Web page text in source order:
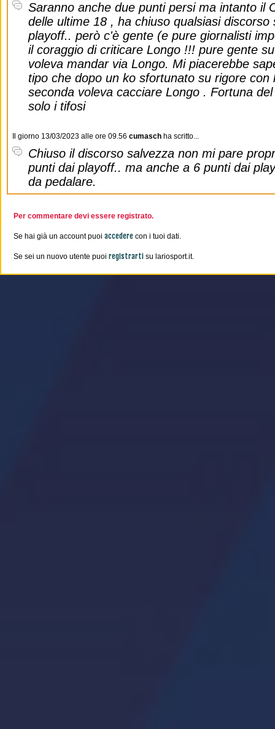
Saranno anche due punti persi ma intanto il
delle ultime 18 , ha chiuso qualsiasi
playoff.. però c'è gente (e pure giornalisti
il coraggio di criticare Longo !!! pure gente
voleva mandar via Longo. Mi piacerebbe
tipo che dopo un ko sfortunato su rigore con
seconda voleva cacciare Longo . Fortuna
solo i tifosi
Il giorno 13/03/2023 alle ore 09.56 cumasch ha scritto...
Chiuso il discorso salvezza non mi pare
punti dai playoff.. ma anche a 6 punti dai
da pedalare.
Per commentare devi essere registrato.
Se hai già un account puoi accedere con i tuoi dati.
Se sei un nuovo utente puoi registrarti su lariosport.it.